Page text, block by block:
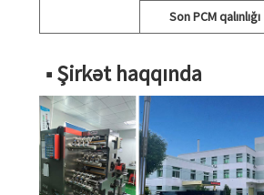
Son PCM qalınlığı
■ Şirkət haqqında